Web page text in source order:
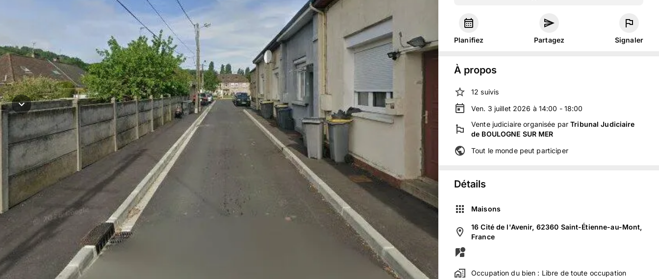
Planifiez Partagez Signaler
À propos
12 suivis
Ven. 3 juillet 2026 à 14:00 - 18:00
Vente judiciaire organisée parTribunal Judiciaire
de BOULOGNE SUR MER
Tout le monde peut participer
Détails
Maisons
16 Cité de l'Avenir, 62360 Saint-Étienne-au-Mont,
France
Occupation du bien : Libre de toute occupation